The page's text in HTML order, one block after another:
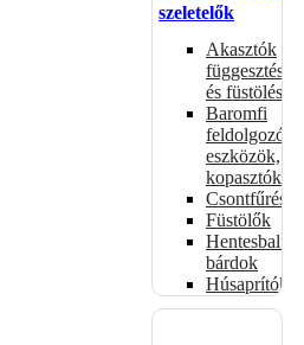
szeletelők
Akasztók
függesztéshez
és füstöléshez
Baromfi
feldolgozó
eszközök,
kopasztók
Csontfűrészek
Füstölők
Hentesbalták,
bárdok
Húsaprítók